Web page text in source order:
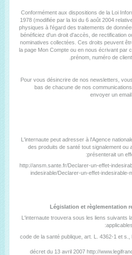
Conformément aux dispositions de la Loi
1978 (modifiée par la loi du 6 août 2004
physiques à l'égard des traitements de
bénéficiez d'un droit d'accès, de rectification
nominatives collectées. Ces droits peuvent
la page Mon Compte ou en nous écrivant par
prénom, numéro de
Pour vous désincrire de nos newsletters,
bas de chacune de nos
envoyer un
L'internaute peut adresser à l'Agence
des produits de santé tout signalement ou
présenterait un
http://ansm.sante.fr/Declarer-un-effet-
indesirable/Declarer-un-effet-indesirable-
Législation et règlementation
L'internaute trouvera sous les liens suivants
code de la santé publique, art. L. 4362-1 et
http://